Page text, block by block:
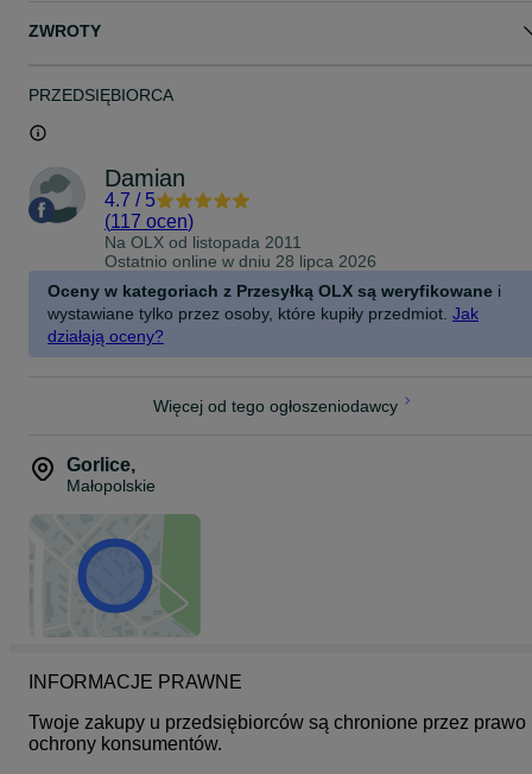
38-300 Gorlice
PON-PT 08:30-16:30
NIEDZIELA: NIECZYNNE
ZAPRASZAMY!
ZWROTY
PRZEDSIĘBIORCA
Damian
4.7 / 5
(117 ocen)
Na OLX od listopada 2011
Ostatnio online w dniu 28 lipca 2026
Oceny w kategoriach z Przesyłką OLX są weryfikowane i
wystawiane tylko przez osoby, które kupiły przedmiot. Jak
działają oceny?
Więcej od tego ogłoszeniodawcy
Gorlice,
Małopolskie
INFORMACJE PRAWNE
Twoje zakupy u przedsiębiorców są chronione przez prawo
ochrony konsumentów.